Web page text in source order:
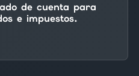
de cuenta para
e impuestos.